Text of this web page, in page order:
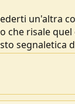
un'altra
che risale
segnaletica